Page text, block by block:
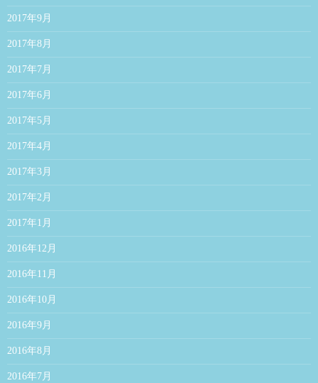
2017年9月
2017年8月
2017年7月
2017年6月
2017年5月
2017年4月
2017年3月
2017年2月
2017年1月
2016年12月
2016年11月
2016年10月
2016年9月
2016年8月
2016年7月